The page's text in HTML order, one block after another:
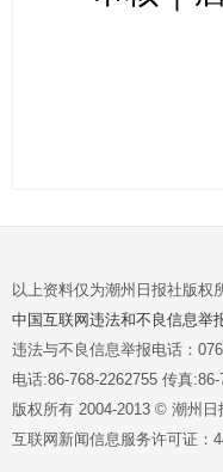
以上资料仅为潮州日报社版权
中国互联网违法和不良信息举
违法与不良信息举报电话：
电话:86-768-2262755 传真
版权所有 2004-2013 © 潮州
互联网新闻信息服务许可证：